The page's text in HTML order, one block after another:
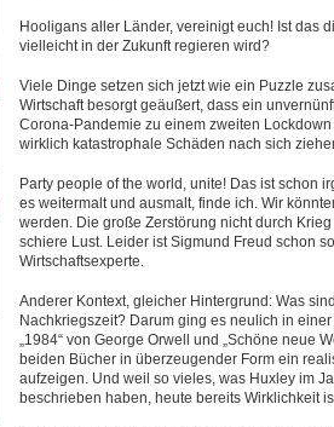
Hooligans aller Länder, vereinigt euch! Ist das
vielleicht in der Zukunft regieren wird?
Viele Dinge setzen sich jetzt wie ein Puzzle
Wirtschaft besorgt geäußert, dass ein
Corona-Pandemie zu einem zweiten
wirklich katastrophale Schäden nach sich
Party people of the world, unite! Das ist schon
es weitermalt und ausmalt, finde ich. Wir
werden. Die große Zerstörung nicht durch
schiere Lust. Leider ist Sigmund Freud schon
Wirtschaftsexperte.
Anderer Kontext, gleicher Hintergrund: Was
Nachkriegszeit? Darum ging es neulich in
„1984“ von George Orwell und „Schöne neue
beiden Bücher in überzeugender Form ein
aufzeigen. Und weil so vieles, was Huxley im
beschrieben haben, heute bereits Wirklichkeit